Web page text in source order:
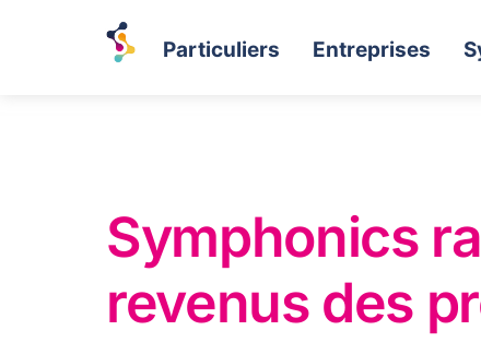
Particuliers Entreprises
Symphonics
revenus des